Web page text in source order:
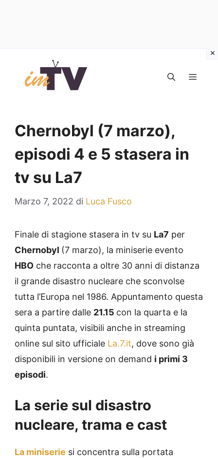
contenuto
Chernobyl (7 marzo),
episodi 4 e 5 stasera in
tv su La7
Marzo 7, 2022 di Luca Fusco
Finale di stagione stasera in tv su La7 per
Chernobyl (7 marzo), la miniserie evento
HBO che racconta a oltre 30 anni di distanza
il grande disastro nucleare che sconvolse
tutta l’Europa nel 1986. Appuntamento questa
sera a partire dalle 21.15 con la quarta e la
quinta puntata, visibili anche in streaming
online sul sito ufficiale La.7.it, dove sono già
disponibili in versione on demand i primi 3
episodi.
La serie sul disastro
nucleare, trama e cast
La miniserie si concentra sulla portata